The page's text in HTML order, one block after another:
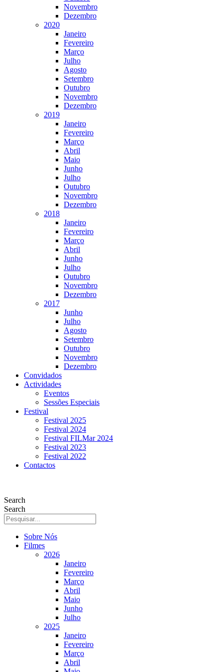
Novembro
Dezembro
2020
Janeiro
Fevereiro
Março
Julho
Agosto
Setembro
Outubro
Novembro
Dezembro
2019
Janeiro
Fevereiro
Março
Abril
Maio
Junho
Julho
Outubro
Novembro
Dezembro
2018
Janeiro
Fevereiro
Março
Abril
Junho
Julho
Outubro
Novembro
Dezembro
2017
Junho
Julho
Agosto
Setembro
Outubro
Novembro
Dezembro
Convidados
Actividades
Eventos
Sessões Especiais
Festival
Festival 2025
Festival 2024
Festival FILMar 2024
Festival 2023
Festival 2022
Contactos
Search
Search
Sobre Nós
Filmes
2026
Janeiro
Fevereiro
Março
Abril
Maio
Junho
Julho
2025
Janeiro
Fevereiro
Março
Abril